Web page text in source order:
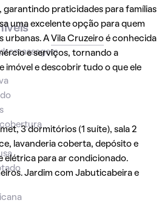
garantindo praticidades para famílias
uma excelente opção para quem
urbanas. A Vila Cruzeiroé conhecida
e serviços, tornando a
imóvel e descobrir tudo o que ele
3 dormitórios (1 suíte), sala 2
lavanderia coberta, depósito e
elétrica para ar condicionado.
Jardim com Jabuticabeira e